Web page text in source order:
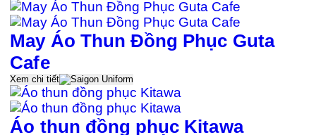
May Áo Thun Đồng Phục Guta
Cafe
Xem chi tiết
Áo thun đồng phục Kitawa